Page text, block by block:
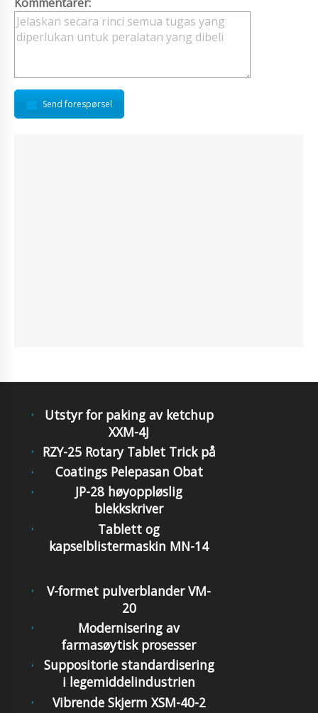
Kommentarer:
Send forespørsel
Utstyr for paking av ketchup
XXM-4J
RZY-25 Rotary Tablet Trick på
Coatings Pelepasan Obat
JP-28 høyoppløslig
blekkskriver
Tablett og
kapselblistermaskin MN-14
V-formet pulverblander VM-
20
Modernisering av
farmasøytisk prosesser
Suppositorie standardisering
i legemiddelindustrien
Vibrende Skjerm XSM-40-2